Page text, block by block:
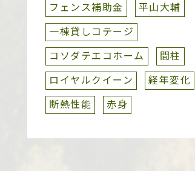
フェンス補助金
平山大輔
一棟貸しコテージ
コソダテエコホーム
間柱
ロイヤルクイーン
経年変化
断熱性能
赤身